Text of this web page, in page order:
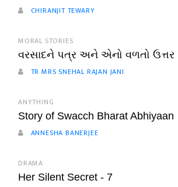
CHIRANJIT TEWARY
MORAL STORIES
વરસાદને પત્ર અને એનો વળતો ઉત્તર
TR MRS SNEHAL RAJAN JANI
ANYTHING
Story of Swacch Bharat Abhiyaan
ANNESHA BANERJEE
DRAMA
Her Silent Secret - 7